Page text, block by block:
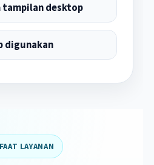
tampilan desktop
digunakan
LAYANAN